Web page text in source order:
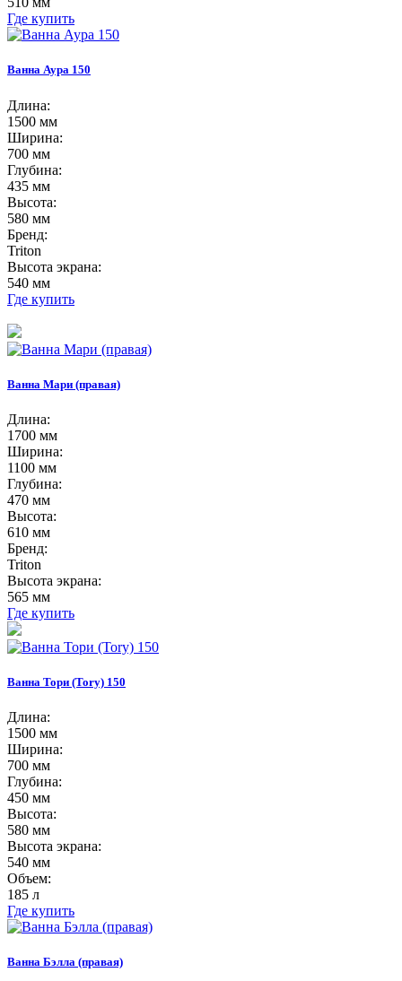
Где купить
Ванна Аура 150
Длина:
1500 мм
Ширина:
700 мм
Глубина:
435 мм
Высота:
580 мм
Бренд:
Triton
Высота экрана:
540 мм
Где купить
Ванна Мари (правая)
Длина:
1700 мм
Ширина:
1100 мм
Глубина:
470 мм
Высота:
610 мм
Бренд:
Triton
Высота экрана:
565 мм
Где купить
Ванна Тори (Tory) 150
Длина:
1500 мм
Ширина:
700 мм
Глубина:
450 мм
Высота:
580 мм
Высота экрана:
540 мм
Объем:
185 л
Где купить
Ванна Бэлла (правая)